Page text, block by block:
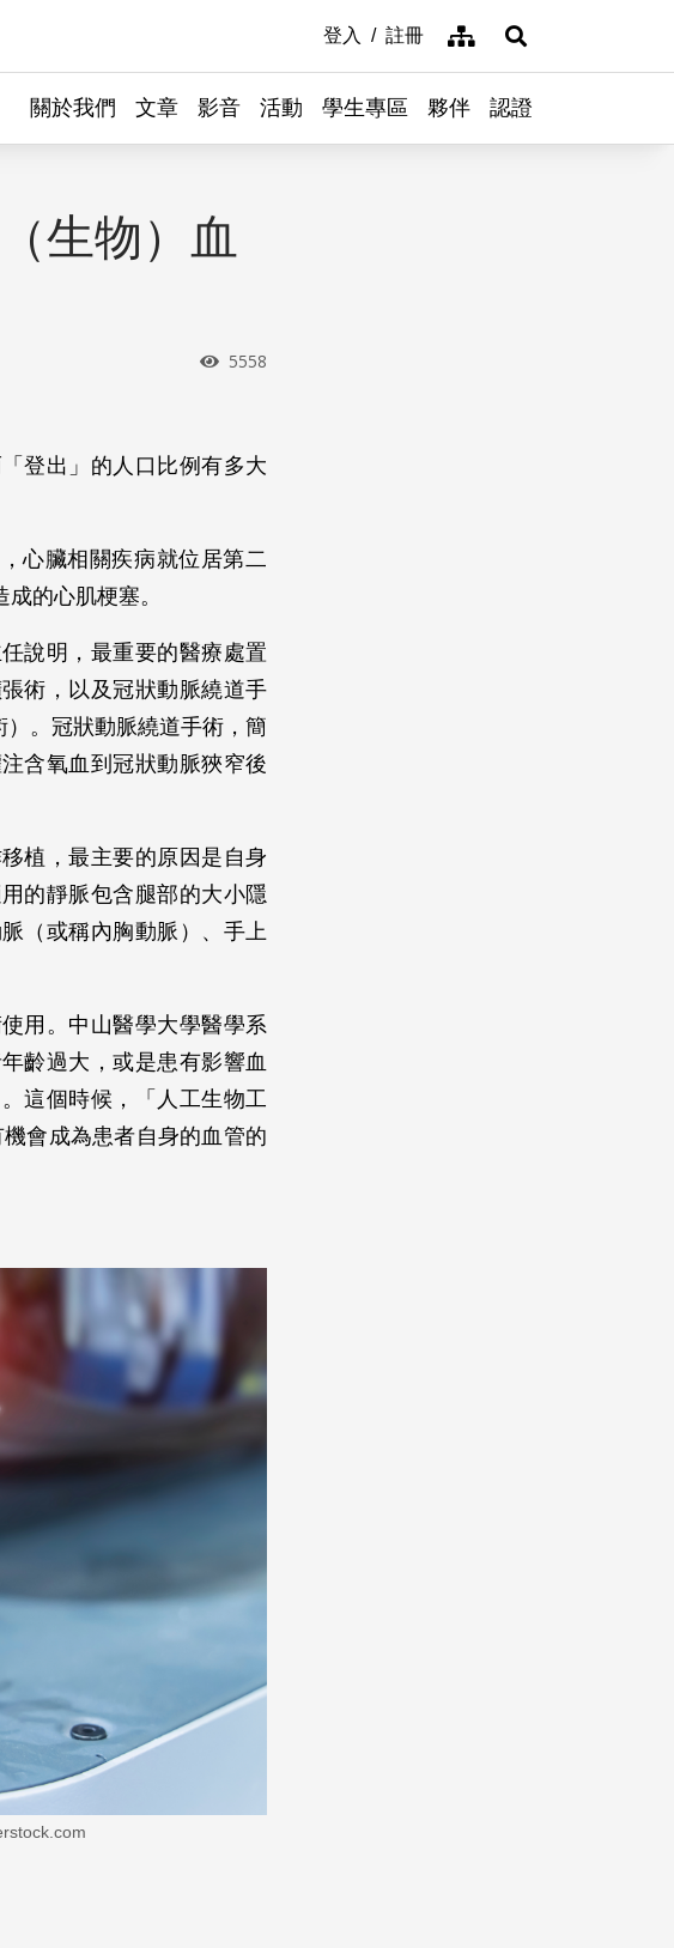
登入 註冊 網站導覽展開搜尋
關於我們 文章 影音 活動 學生專區 夥伴 認證
生物）血
瀏覽次數
5558
登出」的人口比例有多大
心臟相關疾病就位居第二
的心肌梗塞。
說明，最重要的醫療處置
術，以及冠狀動脈繞道手
。冠狀動脈繞道手術，簡
含氧血到冠狀動脈狹窄後
植，最主要的原因是自身
的靜脈包含腿部的大小隱
（或稱內胸動脈）、手上
用。中山醫學大學醫學系
齡過大，或是患有影響血
這個時候，「人工生物工
會成為患者自身的血管的